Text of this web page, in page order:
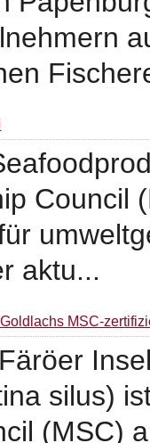
Council
aktu...
MSC-
silus)
(MSC)